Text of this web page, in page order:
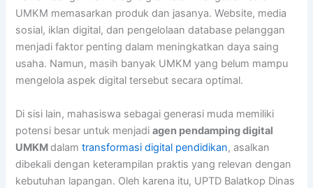
UMKM memasarkan produk dan jasanya. Website, media
sosial, iklan digital, dan pengelolaan database pelanggan
menjadi faktor penting dalam meningkatkan daya saing
usaha. Namun, masih banyak UMKM yang belum mampu
mengelola aspek digital tersebut secara optimal.
Di sisi lain, mahasiswa sebagai generasi muda memiliki
potensi besar untuk menjadiagen pendamping digital
UMKMdalamtransformasi digital pendidikan, asalkan
dibekali dengan keterampilan praktis yang relevan dengan
kebutuhan lapangan. Oleh karena itu, UPTD Balatkop Dinas